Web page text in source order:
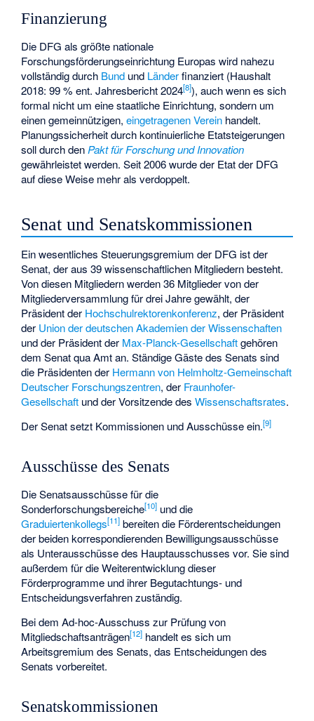
Finanzierung
Die DFG als größte nationale
Forschungsförderungseinrichtung Europas wird nahezu
vollständig durch Bund und Länderfinanziert (Haushalt
2018: 99 % ent. Jahresbericht 2024[8]), auch wenn es sich
formal nicht um eine staatliche Einrichtung, sondern um
einen gemeinnützigen,eingetragenen Verein handelt.
Planungssicherheit durch kontinuierliche Etatsteigerungen
soll durch den Pakt für Forschung und Innovation
gewährleistet werden. Seit 2006 wurde der Etat der DFG
auf diese Weise mehr als verdoppelt.
Senat und Senatskommissionen
Ein wesentliches Steuerungsgremium der DFG ist der
Senat, der aus 39 wissenschaftlichen Mitgliedern besteht.
Von diesen Mitgliedern werden 36 Mitglieder von der
Mitgliederversammlung für drei Jahre gewählt, der
Präsident der Hochschulrektorenkonferenz, der Präsident
der Union der deutschen Akademien der Wissenschaften
und der Präsident der Max-Planck-Gesellschaftgehören
dem Senat qua Amt an. Ständige Gäste des Senats sind
die Präsidenten der Hermann von Helmholtz-Gemeinschaft
Deutscher Forschungszentren, der Fraunhofer-
Gesellschaft und der Vorsitzende desWissenschaftsrates.
Der Senat setzt Kommissionen und Ausschüsse ein.[9]
Ausschüsse des Senats
Die Senatsausschüsse für die
Sonderforschungsbereiche[10] und die
Graduiertenkollegs[11] bereiten die Förderentscheidungen
der beiden korrespondierenden Bewilligungsausschüsse
als Unterausschüsse des Hauptausschusses vor. Sie sind
außerdem für die Weiterentwicklung dieser
Förderprogramme und ihrer Begutachtungs- und
Entscheidungsverfahren zuständig.
Bei dem Ad-hoc-Ausschuss zur Prüfung von
Mitgliedschaftsanträgen[12] handelt es sich um
Arbeitsgremium des Senats, das Entscheidungen des
Senats vorbereitet.
Senatskommissionen